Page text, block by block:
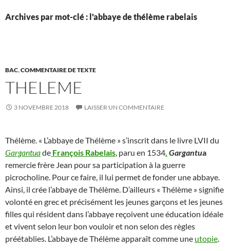
Archives par mot-clé : l'abbaye de thélème rabelais
BAC,COMMENTAIRE DE TEXTE
THELEME
3 NOVEMBRE 2018 LAISSER UN COMMENTAIRE
Thélème. « L’abbaye de Thélème » s’inscrit dans le livre LVII du
Gargantuade François Rabelais, paru en 1534. Gargantua
remercie frère Jean pour sa participation à la guerre
picrocholine. Pour ce faire, il lui permet de fonder une abbaye.
Ainsi, il crée l’abbaye de Thélème. D’ailleurs « Thélème » signifie
volonté en grec et précisément les jeunes garçons et les jeunes
filles qui résident dans l’abbaye reçoivent une éducation idéale
et vivent selon leur bon vouloir et non selon des règles
préétablies. L’abbaye de Thélème apparaît comme une utopie.